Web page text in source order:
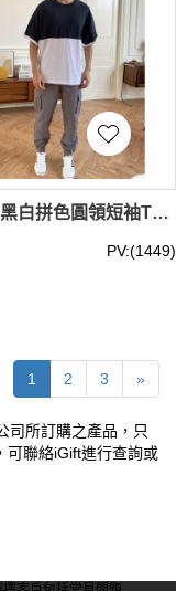
設計麻棉黑白拼色圓領短袖T恤 訂做男裝時尚蝙蝠袖T恤 T恤設計公司 IG-BD-UK-23069
PV:(1449)
1 2 3 »
司所訂購之產品，只
可聯絡iGift進行查詢或